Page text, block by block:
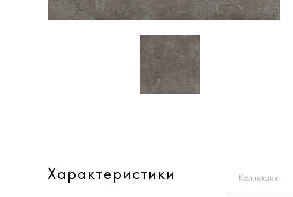
Характеристики Коллекция